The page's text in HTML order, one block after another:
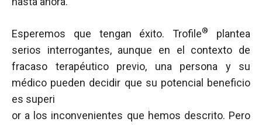
Esperemos que tengan éxito. Trofile®
plantea
serios interrogantes, aunque en el contexto de
fracaso terapéutico previo, una persona y su
médico pueden decidir que su potencial beneficio
es superi
or a los inconvenientes que hemos descrito. Pero